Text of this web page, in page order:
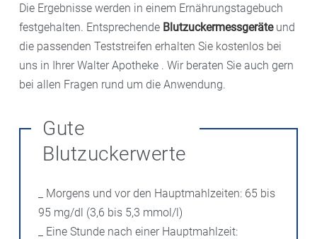
Die Ergebnisse werden in einem Ernährungstagebuch
festgehalten. Entsprechende Blutzuckermessgeräteund
die passenden Teststreifen erhalten Sie kostenlos bei
uns in Ihrer Walter Apotheke . Wir beraten Sie auch gern
bei allen Fragen rund um die Anwendung.
Gute
Blutzuckerwerte
_ Morgens und vor den Hauptmahlzeiten: 65 bis
95 mg/dl (3,6 bis 5,3 mmol/l)
_ Eine Stunde nach einer Hauptmahlzeit: